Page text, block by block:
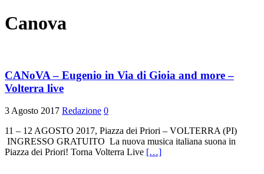
Canova
CANoVA – Eugenio in Via di Gioia and more –
Volterra live
3 Agosto 2017 Redazione 0
11 – 12 AGOSTO 2017, Piazza dei Priori – VOLTERRA (PI)
INGRESSO GRATUITO La nuova musica italiana suona in
Piazza dei Priori! Torna Volterra Live […]